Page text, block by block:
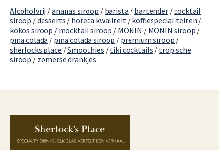
Alcoholvrij /ananas siroop / barista / bartender /cocktail
siroop /desserts / horeca kwaliteit / koffiespecialiteiten /
kokos siroop / mocktail siroop / MONIN / MONIN siroop /
pina colada / pina colada siroop / premium siroop /
sherlocks place /Smoothies / tiki cocktails / tropische
siroop / zomerse drankjes